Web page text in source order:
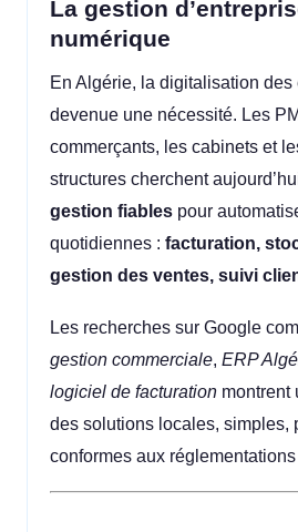
La gestion
numérique
En Algérie, la digitalisation des
devenue une nécessité. Les
commerçants, les cabinets et
structures cherchent
gestion fiables pour
quotidiennes : facturation,
gestion des ventes, suivi
Les recherches sur Google
gestion commerciale, ERP
logiciel de facturation montrent
des solutions locales, simples,
conformes aux